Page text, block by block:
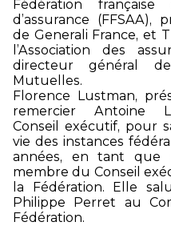
Fédération
d’assurance (FFSAA),
de Generali France, et
l’Association des
directeur général de
Mutuelles.
Florence Lustman,
remercier Antoine
Conseil exécutif, pour
vie des instances
années, en tant que
membre du Conseil
la Fédération. Elle
Philippe Perret au
Fédération.